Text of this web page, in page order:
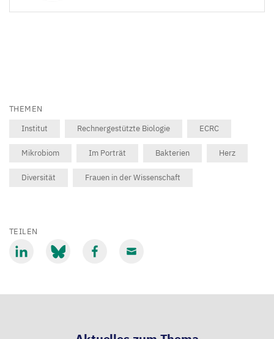
THEMEN
Institut
Rechnergestützte Biologie ECRC
Mikrobiom Im Porträt Bakterien Herz
Diversität Frauen in der Wissenschaft
TEILEN